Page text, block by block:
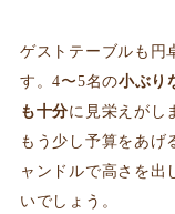
ゲストテーブルも円
す。4〜5名の小ぶり
も十分に見栄えがし
もう少し予算をあげ
ャンドルで高さを出
いでしょう。